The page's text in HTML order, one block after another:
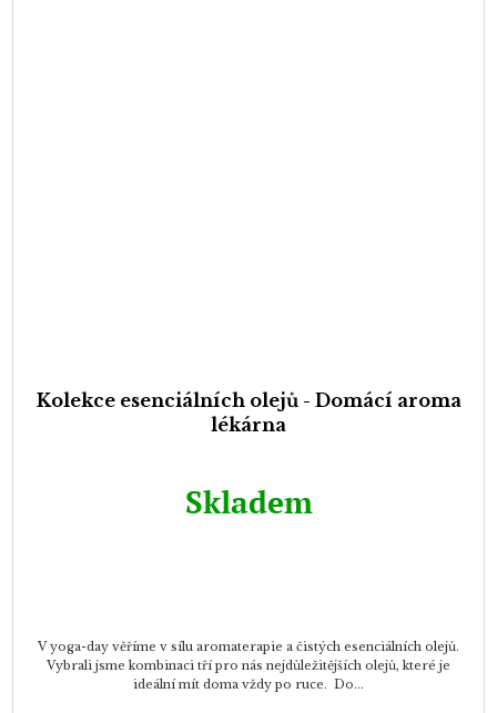
Kolekce esenciálních olejů - Domácí aroma
lékárna
Skladem
V yoga-day věříme v sílu aromaterapie a čistých esenciálních olejů.
Vybrali jsme kombinaci tří pro nás nejdůležitějších olejů, které je
ideální mít doma vždy po ruce. Do...